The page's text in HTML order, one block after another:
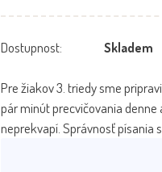
Dostupnost: Skladem
Pre žiakov 3. triedy sme
pár minút precvičovania
neprekvapí. Správnosť písania